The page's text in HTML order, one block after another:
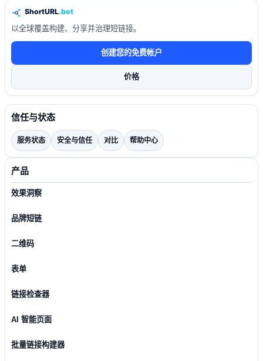
以全球覆盖构建、分享并治理短链接。
创建您的免费帐户
价格
信任与状态
服务状态 安全与信任 对比 帮助中心
产品
效果洞察
品牌短链
二维码
表单
链接检查器
AI 智能页面
批量链接构建器